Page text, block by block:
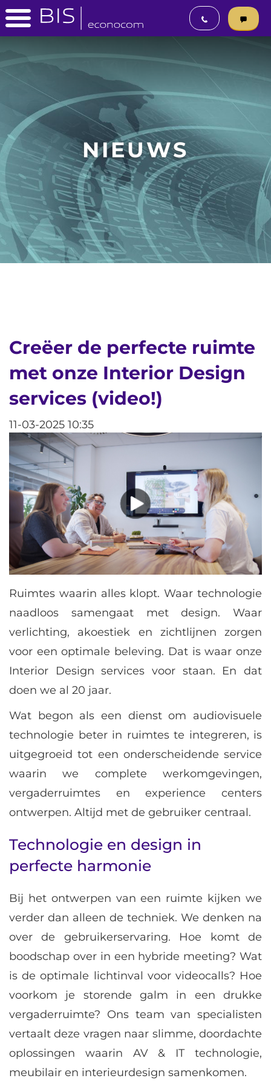
NIEUWS
Creëer de perfecte ruimte
met onze Interior Design
services (video!)
11-03-2025 10:35
Ruimtes waarin alles klopt. Waar technologie
naadloos samengaat met design. Waar
verlichting, akoestiek en zichtlijnen zorgen
voor een optimale beleving. Dat is waar onze
Interior Design services voor staan. En dat
doen we al 20 jaar.
Wat begon als een dienst om audiovisuele
technologie beter in ruimtes te integreren, is
uitgegroeid tot een onderscheidende service
waarin we complete werkomgevingen,
vergaderruimtes en experience centers
ontwerpen. Altijd met de gebruiker centraal.
Technologie en design in
perfecte harmonie
Bij het ontwerpen van een ruimte kijken we
verder dan alleen de techniek. We denken na
over de gebruikerservaring. Hoe komt de
boodschap over in een hybride meeting? Wat
is de optimale lichtinval voor videocalls? Hoe
voorkom je storende galm in een drukke
vergaderruimte? Ons team van specialisten
vertaalt deze vragen naar slimme, doordachte
oplossingen waarin AV & IT technologie,
meubilair en interieurdesign samenkomen.